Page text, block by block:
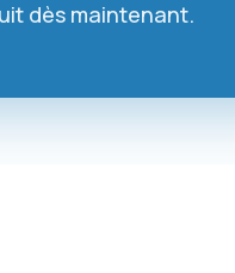
dès maintenant.